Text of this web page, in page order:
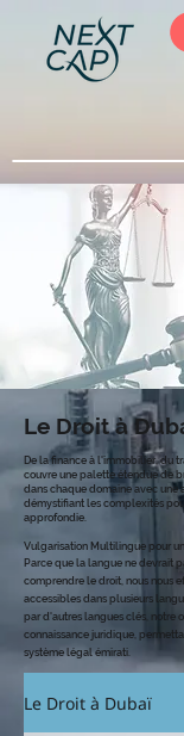
Le Droit à
De la finance à l'immobilier, du
couvre une palette étendue de
dans chaque domaine avec une
démystifiant les complexités
approfondie.
Vulgarisation Multilingue pour
Parce que la langue ne devrait
comprendre le droit, nous nous
accessibles dans plusieurs
par d'autres langues clés, notre
connaissance juridique,
système légal émirati.
Le Droit à Dubaï